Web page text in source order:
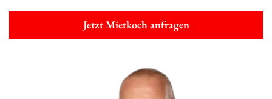
Jetzt Mietkoch anfragen